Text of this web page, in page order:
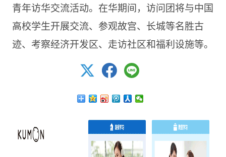
青年访华交流活动。在华期间，访问团将与中国
高校学生开展交流、参观故宫、长城等名胜古
迹、考察经济开发区、走访社区和福利设施等。